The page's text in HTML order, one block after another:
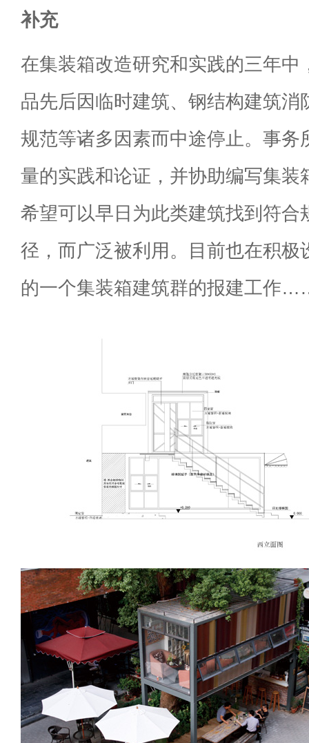
补充
在集装箱改造研究和实践的三年中
品先后因临时建筑、钢结构建筑消
规范等诸多因素而中途停止。事务
量的实践和论证，并协助编写集装
希望可以早日为此类建筑找到符合
径，而广泛被利用。目前也在积极
的一个集装箱建筑群的报建工作